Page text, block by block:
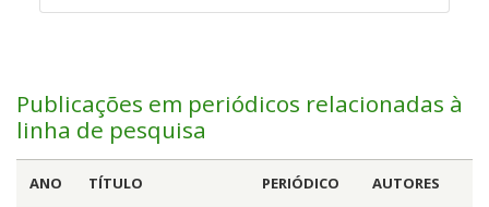
Publicações em periódicos relacionadas à
linha de pesquisa
ANO TÍTULO PERIÓDICO AUTORES